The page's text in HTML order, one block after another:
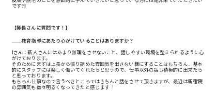
です😊
【師長さんに質問です！】
＿＿教育指導にあたり心がけていることはありますか？
Iさん：新人さんにはあまり無理をさせないこと、話しやすい環境を整えられるように心
がけております。
そのためにまずは上長から張り詰めた雰囲気を出さない様にすることはもちろん、基本
的にスタッフには楽しく働いてくれたらと思うので、仕事以外の話も積極的に出来たら
と思っております。
もちろん仕事なので言うべきところではきちんと話をさせて頂きますが、最近は新宿院
の雰囲気も益々明るくなってきたと感じます！